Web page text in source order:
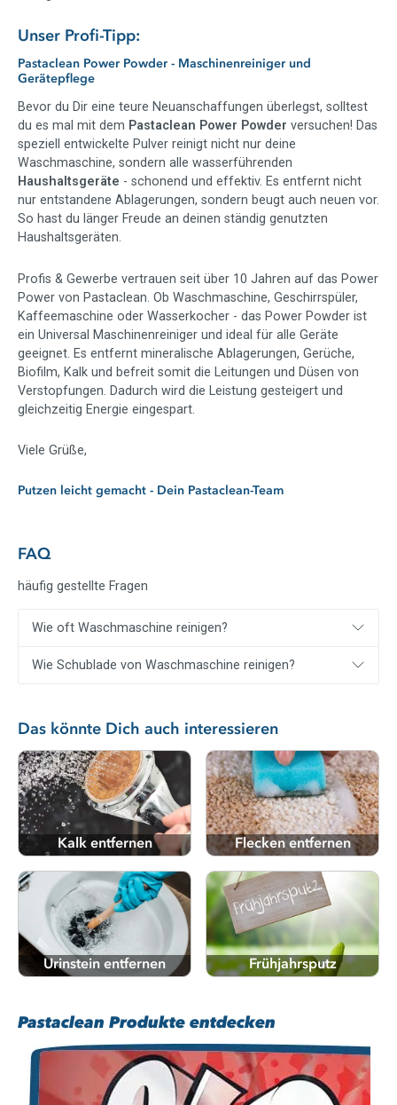
Unser Profi-Tipp:
Pastaclean Power Powder - Maschinenreiniger und
Gerätepflege
Bevor du Dir eine teure Neuanschaffungen überlegst, solltest
du es mal mit dem Pastaclean Power Powder versuchen! Das
speziell entwickelte Pulver reinigt nicht nur deine
Waschmaschine, sondern alle wasserführenden
Haushaltsgeräte - schonend und effektiv. Es entfernt nicht
nur entstandene Ablagerungen, sondern beugt auch neuen vor.
So hast du länger Freude an deinen ständig genutzten
Haushaltsgeräten.
Profis & Gewerbe vertrauen seit über 10 Jahren auf das Power
Power von Pastaclean. Ob Waschmaschine, Geschirrspüler,
Kaffeemaschine oder Wasserkocher - das Power Powder ist
ein Universal Maschinenreiniger und ideal für alle Geräte
geeignet. Es entfernt mineralische Ablagerungen, Gerüche,
Biofilm, Kalk und befreit somit die Leitungen und Düsen von
Verstopfungen. Dadurch wird die Leistung gesteigert und
gleichzeitig Energie eingespart.
Viele Grüße,
Putzen leicht gemacht - Dein Pastaclean-Team
FAQ
häufig gestellte Fragen
Wie oft Waschmaschine reinigen?
Wie Schublade von Waschmaschine reinigen?
Das könnte Dich auch interessieren
Kalk entfernen Flecken entfernen
Urinstein entfernen Frühjahrsputz
Pastaclean Produkte entdecken